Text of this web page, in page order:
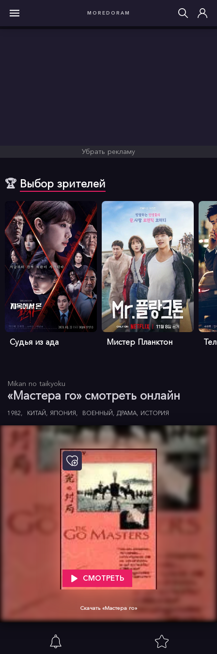
MOREDORAM
Убрать рекламу
🏆 Выбор зрителей
Судья из ада Мистер Планктон
Mikan no taikyoku
«Мастера го» смотреть онлайн
1982 КИТАЙ ЯПОНИЯ ВОЕННЫЙ ДРАМА ИСТОРИЯ
СМОТРЕТЬ
Скачать «Мастера го»